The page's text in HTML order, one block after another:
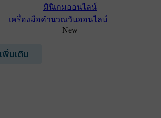
มินิเกมออนไลน์
เครื่องมือคำนวณวันออนไลน์
New
เพิ่มเติม